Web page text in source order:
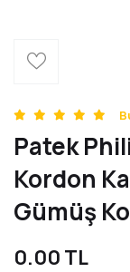
Patek
Kordon
Gümüş
0.00 TL